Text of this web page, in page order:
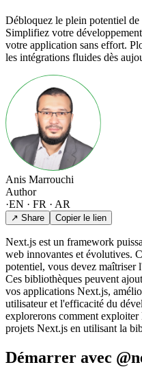
Débloquez le plein potentiel
Simplifiez votre
votre application sans effort.
les intégrations fluides dès
Anis Marrouchi
Author
·EN · FR · AR
↗ Share Copier le lien
Next.js est un framework
web innovantes et évolutives.
potentiel, vous devez maîtriser
Ces bibliothèques peuvent
vos applications Next.js,
utilisateur et l'efficacité du
explorerons comment exploiter
projets Next.js en utilisant la
Démarrer avec